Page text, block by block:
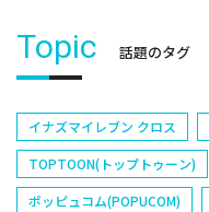
Topic 話題のタグ
イナズマイレブン クロス
TOPTOON(トップトゥーン)
ポッピュコム(POPUCOM)